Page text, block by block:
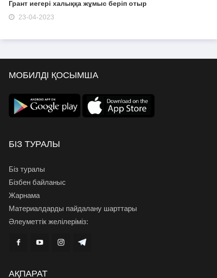
Грант иегері халыққа жұмыс беріп отыр
23-04-2023
МОБИЛДІ ҚОСЫМША
БІЗ ТУРАЛЫ
Біз туралы
Бізбен байланыс
Жарнама
Материалдарды пайдалану шарттары
Әлеуметтік желілеріміз:
АҚПАРАТ